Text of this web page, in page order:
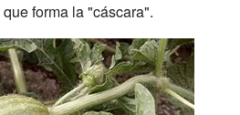
forma la "cáscara".